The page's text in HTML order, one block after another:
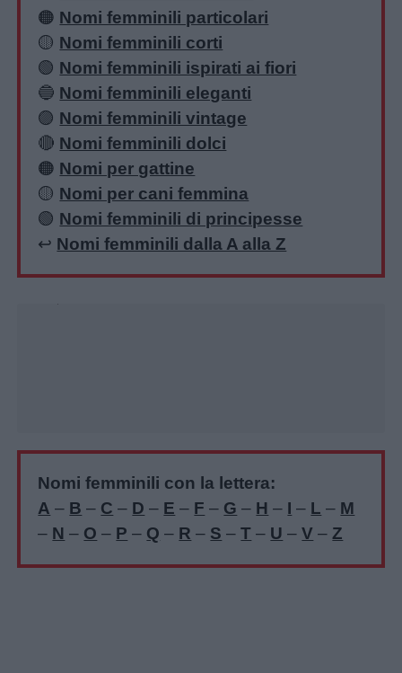
🟠 Nomi femminili particolari
🟡 Nomi femminili corti
🟢 Nomi femminili ispirati ai fiori
🔵 Nomi femminili eleganti
🟣 Nomi femminili vintage
🔴 Nomi femminili dolci
🟠 Nomi per gattine
🟡 Nomi per cani femmina
🟢 Nomi femminili di principesse
↩️ Nomi femminili dalla A alla Z
Nomi femminili con la lettera:
A – B – C – D – E – F – G – H – I – L – M
– N – O – P – Q – R – S –T – U –V –Z